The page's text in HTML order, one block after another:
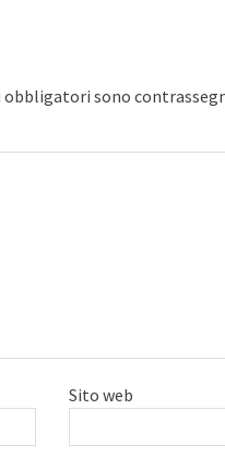
obbligatori sono
Sito web